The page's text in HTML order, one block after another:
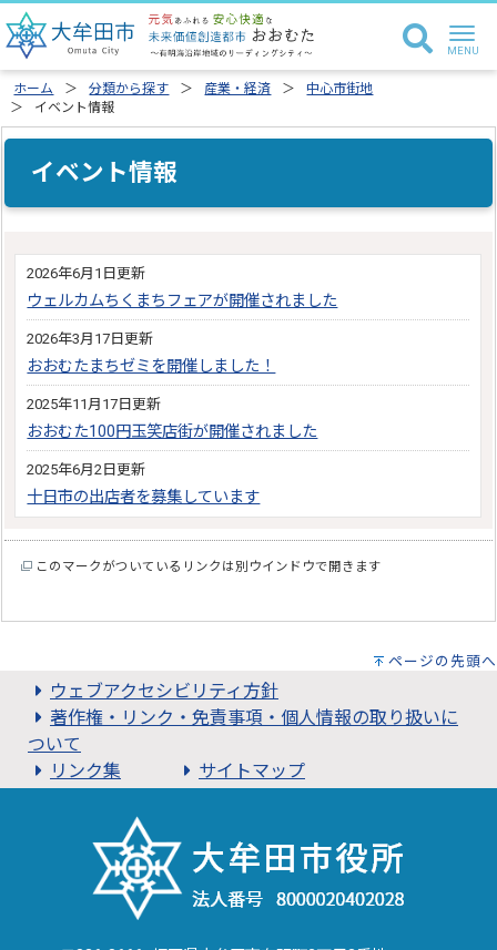
ホーム 分類から探す 産業・経済
中心市街地
イベント情報
イベント情報
2026年6月1日更新
ウェルカムちくまちフェアが開催されました
2026年3月17日更新
おおむたまちゼミを開催しました！
2025年11月17日更新
おおむた100円玉笑店街が開催されました
2025年6月2日更新
十日市の出店者を募集しています
このマークがついているリンクは別ウインドウで開きます
ページの先頭へ
ウェブアクセシビリティ方針
著作権・リンク・免責事項・個人情報の取り扱いに
ついて
リンク集
サイトマップ